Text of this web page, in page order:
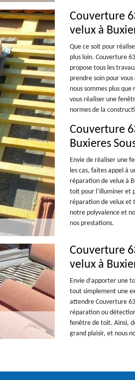
Couverture
velux à
Que ce soit pour
plus loin. Couverture
propose tous les
prendre soin pour
nous sommes plus
vous réaliser une
normes de la
Couverture
Buxieres
Envie de réaliser une
les cas, faites appel à
réparation de velux à
toit pour l’illuminer et
réparation de velux et
notre polyvalence et
nos prestations.
Couverture
velux à
Envie d’apporter une
tout simplement une
attendre Couverture
réparation ou
fenêtre de toit. Ainsi,
grand plaisir, et nous